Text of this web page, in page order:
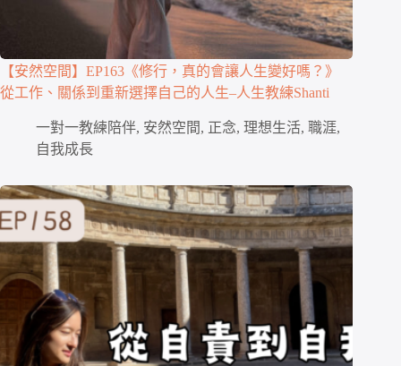
【安然空間】EP163《修行，真的會讓人生變好嗎？》
從工作、關係到重新選擇自己的人生–人生教練Shanti
一對一教練陪伴, 安然空間, 正念, 理想生活, 職涯,
自我成長